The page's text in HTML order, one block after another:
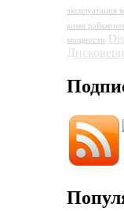
эксплуатация
кими
мощности